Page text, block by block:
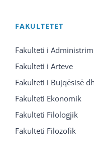
FAKULTETET
Fakulteti i
Fakulteti i Arteve
Fakulteti i Bujqësisë
Fakulteti Ekonomik
Fakulteti Filologjik
Fakulteti Filozofik